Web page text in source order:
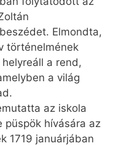
Elmondta,
történelmének
a rend,
a világ
az iskola
püspök hívására az
1719 januárjában